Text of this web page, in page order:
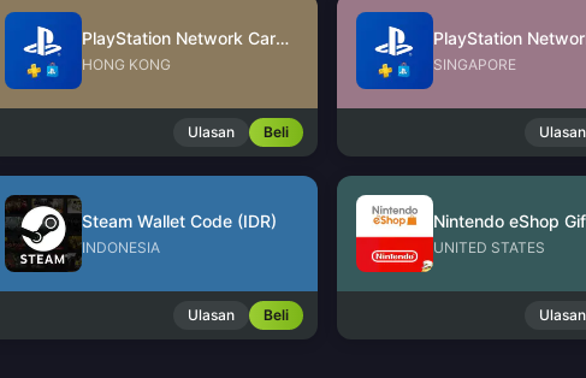
PlayStation Network Card (HK)
HONG KONG
Ulasan Beli
SINGAPORE
Ulasan
Steam Wallet Code (IDR)
INDONESIA
Ulasan Beli
UNITED STATES
Ulasan